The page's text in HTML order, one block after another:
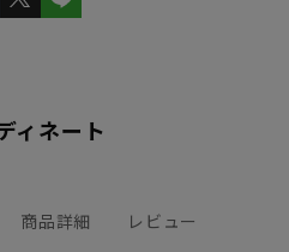
ィネート
商品詳細 レビュー